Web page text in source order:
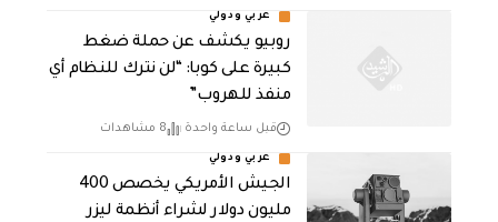
عربي ودولي
روبيو يكشف عن حملة ضغط
كبيرة على كوبا: “لن نترك للنظام أي
منفذ للهروب”
قبل ساعة واحدة 8 مشاهدات
عربي ودولي
الجيش الأمريكي يخصص 400
مليون دولار لشراء أنظمة ليزر